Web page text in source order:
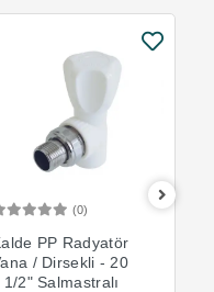
(0)
PP Radyatör
/ Dirsekli - 20
1/2" Salmastralı